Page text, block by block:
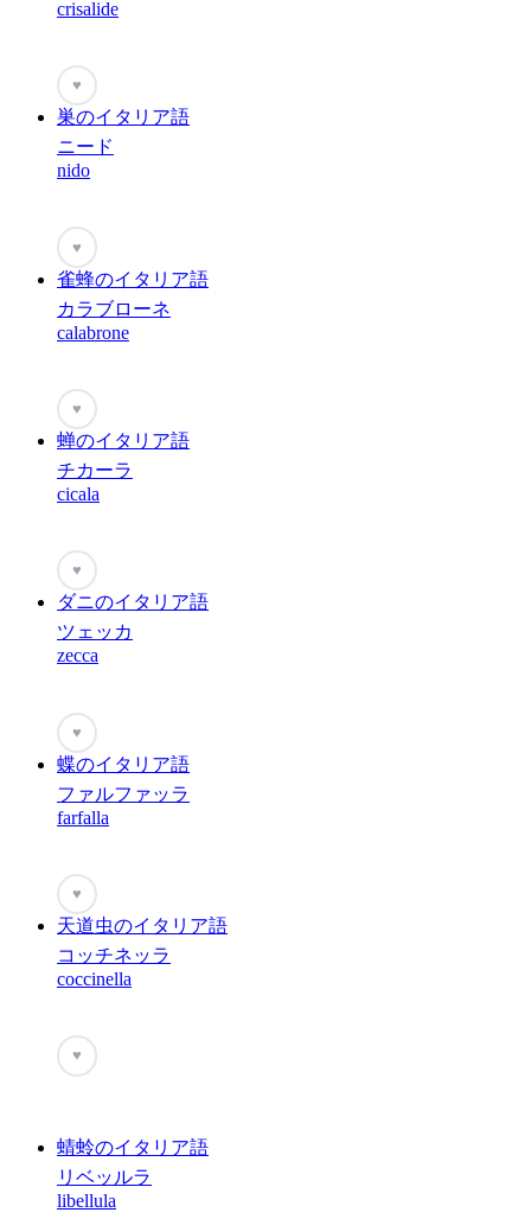
crisalide
♥
巣のイタリア語
ニード
nido
♥
雀蜂のイタリア語
カラブローネ
calabrone
♥
蝉のイタリア語
チカーラ
cicala
♥
ダニのイタリア語
ツェッカ
zecca
♥
蝶のイタリア語
ファルファッラ
farfalla
♥
天道虫のイタリア語
コッチネッラ
coccinella
♥
蜻蛉のイタリア語
リベッルラ
libellula